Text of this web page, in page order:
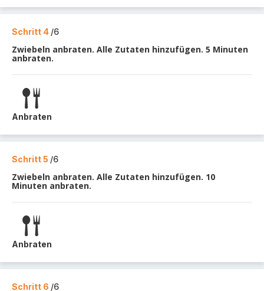
Schritt 4 /6
Zwiebeln anbraten. Alle Zutaten hinzufügen. 5 Minuten
anbraten.
Anbraten
Schritt 5 /6
Zwiebeln anbraten. Alle Zutaten hinzufügen. 10
Minuten anbraten.
Anbraten
Schritt 6 /6